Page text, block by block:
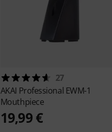
27
AKAI Professional EWM-1
Mouthpiece
19,99 €